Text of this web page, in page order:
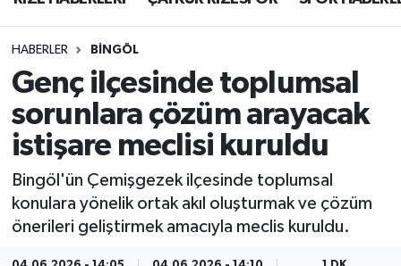
HABERLER BINGÖL
Genç ilçesinde toplumsal
sorunlara çözüm arayacak
istişare meclisi kuruldu
Bingöl'ün Çemişgezek ilçesinde toplumsal
konulara yönelik ortak akıl oluşturmak ve çözüm
önerileri geliştirmek amacıyla meclis kuruldu.
Asayiş
Rize Jandarma Komutanlığı
Bilim Teknoloji
Bölge
Advertising news
Merkez Trafik Yoğunluk Haritası
Süper Lig Puan Durumu ve Fikstür
Tüm Manşetler
Son Dakika Haberleri
Haber Arşivi